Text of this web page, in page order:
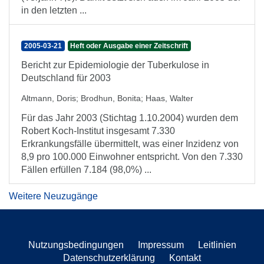
in den letzten ...
2005-03-21 Heft oder Ausgabe einer Zeitschrift
Bericht zur Epidemiologie der Tuberkulose in
Deutschland für 2003
Altmann, Doris; Brodhun, Bonita; Haas, Walter
Für das Jahr 2003 (Stichtag 1.10.2004) wurden dem
Robert Koch-Institut insgesamt 7.330
Erkrankungsfälle übermittelt, was einer Inzidenz von
8,9 pro 100.000 Einwohner entspricht. Von den 7.330
Fällen erfüllen 7.184 (98,0%) ...
Weitere Neuzugänge
Nutzungsbedingungen Impressum
Leitlinien
Datenschutzerklärung
Kontakt